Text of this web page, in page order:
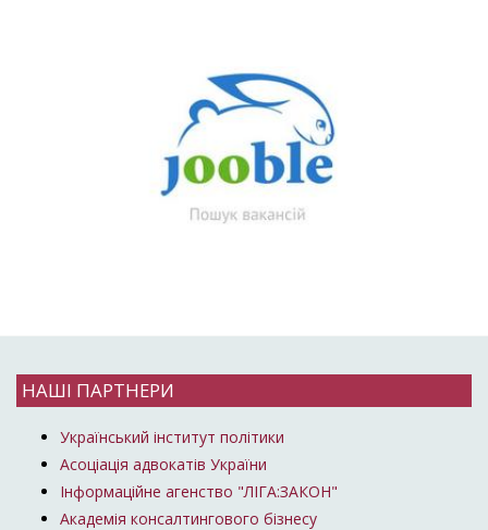
НАШІ ПАРТНЕРИ
Український інститут політики
Асоціація адвокатів України
Інформаційне агенство "ЛІГА:ЗАКОН"
Академія консалтингового бізнесу